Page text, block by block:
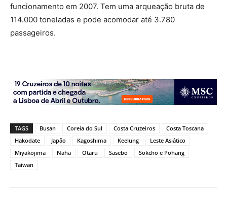
funcionamento em 2007. Tem uma arqueação bruta de
114.000 toneladas e pode acomodar até 3.780
passageiros.
TAGS Busan Coreia do Sul Costa Cruzeiros
Costa Toscana
Hakodate
Japão Kagoshima Keelung
Leste Asiático
Miyakojima
Naha Otaru Sasebo
Sokcho e Pohang
Taiwan